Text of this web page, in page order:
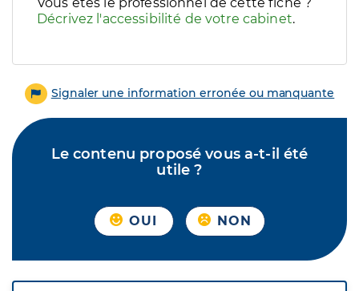
Décrivez l'accessibilité de votre cabinet.
Signaler une information erronée ou manquante
Le contenu proposé vous a-t-il été
utile ?
OUI NON